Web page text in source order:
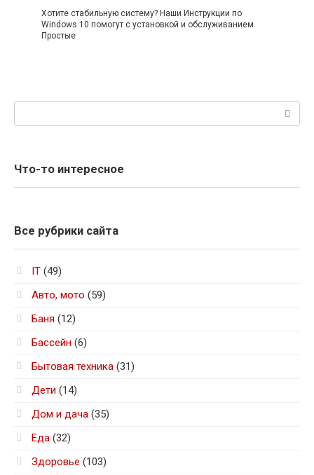
Хотите стабильную систему? Наши Инструкции по
Windows 10 помогут с установкой и обслуживанием.
Простые
Что-то интересное
Все рубрики сайта
IT (49)
Авто, мото (59)
Баня (12)
Бассейн (6)
Бытовая техника (31)
Дети (14)
Дом и дача (35)
Еда (32)
Здоровье (103)